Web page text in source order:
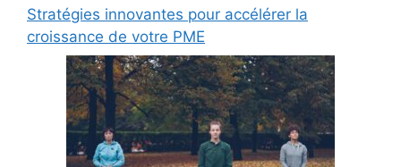
Stratégies innovantes pour accélérer la
croissance de votre PME